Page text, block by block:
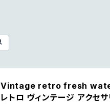
Vintage retro fresh
レトロ ヴィンテージ アクセ